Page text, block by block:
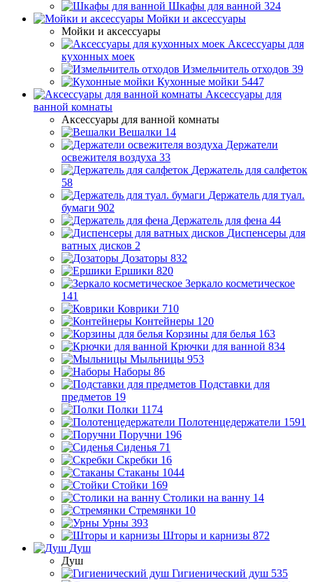
Шкафы для ванной 324
Мойки и аксессуары
Мойки и аксессуары
Аксессуары для
кухонных моек
Измельчитель отходов 39
Кухонные мойки 5447
Аксессуары для
ванной комнаты
Аксессуары для ванной комнаты
Вешалки 14
Держатели
освежителя воздуха 33
Держатель для салфеток
58
Держатель для туал.
бумаги 902
Держатель для фена 44
Диспенсеры для
ватных дисков 2
Дозаторы 832
Ершики 820
Зеркало косметическое
141
Коврики 710
Контейнеры 120
Корзины для белья 163
Крючки для ванной 834
Мыльницы 953
Наборы 86
Подставки для
предметов 19
Полки 1174
Полотенцедержатели 1591
Поручни 196
Сиденья 71
Скребки 16
Стаканы 1044
Стойки 169
Столики на ванну 14
Стремянки 10
Урны 393
Шторы и карнизы 872
Душ
Душ
Гигиенический душ 535